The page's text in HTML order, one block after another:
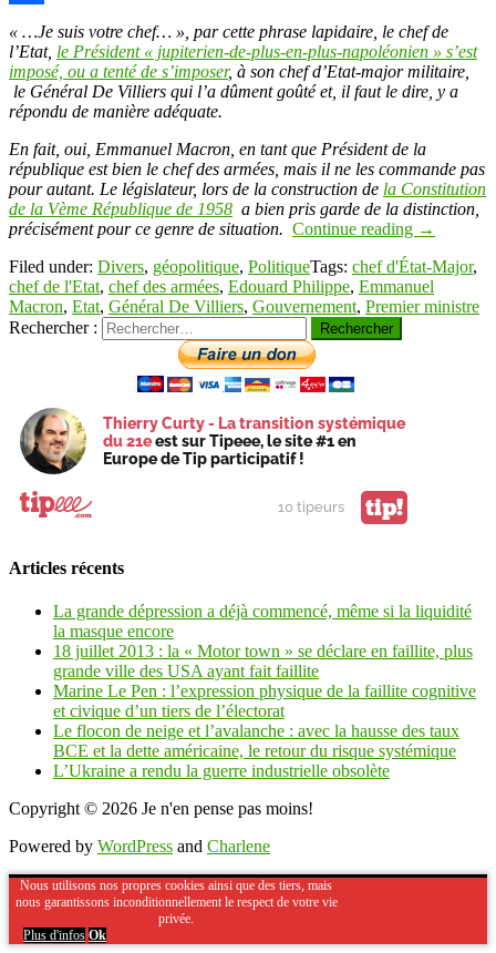
Link
Partager
« …Je suis votre chef… », par cette phrase lapidaire, le chef de
l’Etat, le Président « jupiterien-de-plus-en-plus-napoléonien » s’est
imposé, ou a tenté de s’imposer, à son chef d’Etat-major militaire,
le Général De Villiers qui l’a dûment goûté et, il faut le dire, y a
répondu de manière adéquate.
En fait, oui, Emmanuel Macron, en tant que Président de la
république est bien le chef des armées, mais il ne les commande pas
pour autant. Le législateur, lors de la construction de la Constitution
de la Vème République de 1958 a bien pris garde de la distinction,
précisément pour ce genre de situation. Continue reading →
Filed under: Divers, géopolitique, PolitiqueTags: chef d'État-Major,
chef de l'Etat, chef des armées, Edouard Philippe, Emmanuel
Macron, Etat, Général De Villiers, Gouvernement, Premier ministre
Rechercher :
Thierry Curty - La transition systémique
du 21eest sur Tipeee, le site #1 en
Europe de Tip participatif !
10 tipeurs tip!
Articles récents
La grande dépression a déjà commencé, même si la liquidité
la masque encore
18 juillet 2013 : la « Motor town » se déclare en faillite, plus
grande ville des USA ayant fait faillite
Marine Le Pen : l’expression physique de la faillite cognitive
et civique d’un tiers de l’électorat
Le flocon de neige et l’avalanche : avec la hausse des taux
BCE et la dette américaine, le retour du risque systémique
L’Ukraine a rendu la guerre industrielle obsolète
Copyright © 2026 Je n'en pense pas moins!
Powered by WordPress and Charlene
Nous utilisons nos propres cookies ainsi que des tiers, mais
nous garantissons inconditionnellement le respect de votre vie
privée.
Plus d'infos Ok